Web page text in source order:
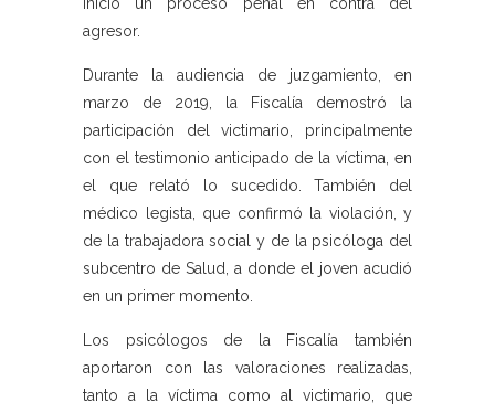
inició un proceso penal en contra del
agresor.
Durante la audiencia de juzgamiento, en
marzo de 2019, la Fiscalía demostró la
participación del victimario, principalmente
con el testimonio anticipado de la víctima, en
el que relató lo sucedido. También del
médico legista, que confirmó la violación, y
de la trabajadora social y de la psicóloga del
subcentro de Salud, a donde el joven acudió
en un primer momento.
Los psicólogos de la Fiscalía también
aportaron con las valoraciones realizadas,
tanto a la víctima como al victimario, que